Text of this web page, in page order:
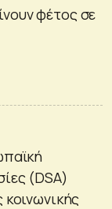
φέτος σε
(DSA)
κοινωνικής